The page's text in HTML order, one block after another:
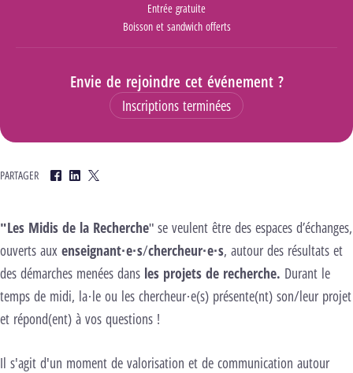
Entrée gratuite
Boisson et sandwich offerts
Envie de rejoindre cet événement ?
Inscriptions terminées
PARTAGER
Facebook
LinkedInTwitter
"Les Midis de la Recherche" se veulent être des espaces d’échanges,
ouverts aux enseignant·e·s/chercheur·e·s, autour des résultats et
des démarches menées dans les projets de recherche. Durant le
temps de midi, la·le ou les chercheur·e(s) présente(nt) son/leur projet
et répond(ent) à vos questions !
Il s'agit d'un moment de valorisation et de communication autour